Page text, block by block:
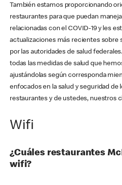
También estamos proporcionando
restaurantes para que puedan
relacionadas con el COVID-19 y les
actualizaciones más recientes sobre
por las autoridades de salud
todas las medidas de salud que
ajustándolas según corresponda
enfocados en la salud y seguridad de
restaurantes y de ustedes, nuestros
Wifi
¿Cuáles restaurantes
wifi?